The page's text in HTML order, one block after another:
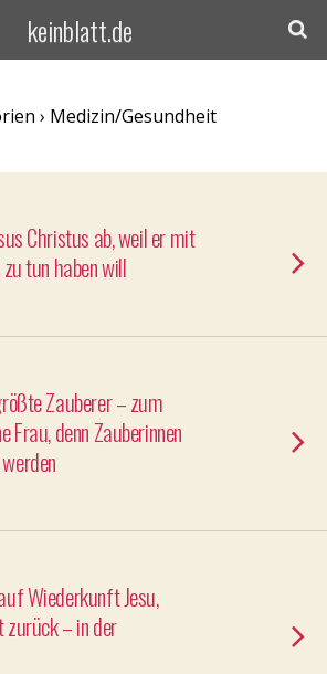
keinblatt.de
› Medizin/Gesundheit
Christus ab, weil er mit
tun haben will
Zauberer – zum
Frau, denn Zauberinnen
Wiederkunft Jesu,
– in der